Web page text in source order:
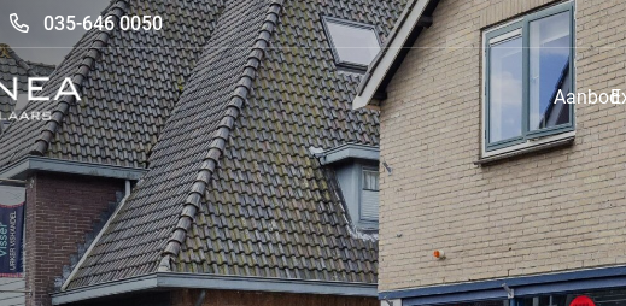
035-646 0050
Aanbod